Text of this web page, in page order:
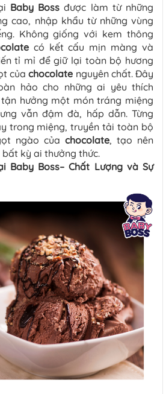
Baby Boss được làm từ những
cao, nhập khẩu từ những vùng
Không giống với kem thông
có kết cấu mịn màng và
tỉ mỉ để giữ lại toàn bộ hương
củachocolate nguyên chất. Đây
hảo cho những ai yêu thích
hưởng một món tráng miệng
vẫn đậm đà, hấp dẫn. Từng
trong miệng, truyền tải toàn bộ
ngào của chocolate, tạo nên
kỳ ai thưởng thức.
Baby Boss– Chất Lượng và Sự